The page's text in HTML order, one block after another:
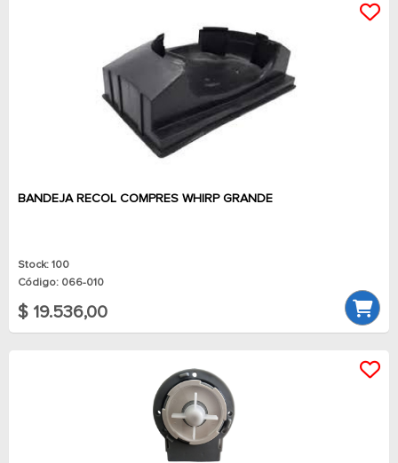
BANDEJA RECOL COMPRES WHIRP GRANDE
Stock: 100
Código: 066-010
$ 19.536,00